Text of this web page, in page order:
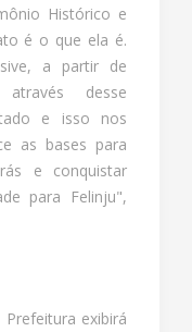
Histórico e
é o que ela é.
a partir de
desse
e isso nos
as bases para
e conquistar
para Felinju",
exibirá